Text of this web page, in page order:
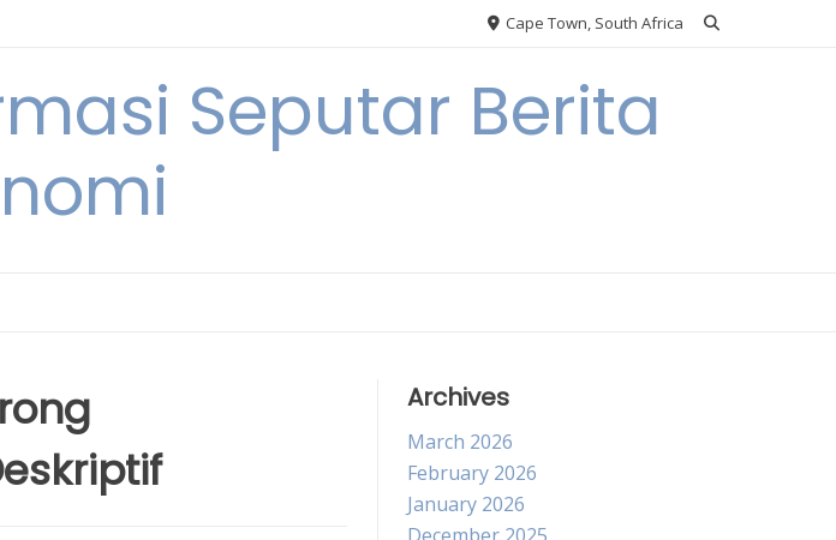
Cape Town, South Africa
Seputar Berita
Archives
March 2026
February 2026
January 2026